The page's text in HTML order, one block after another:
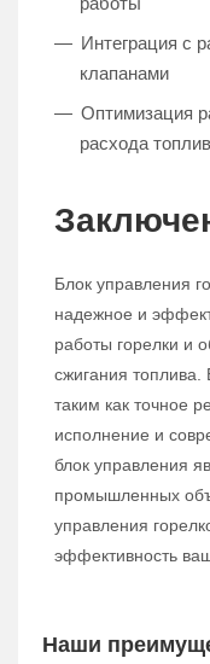
Интеграция с
клапанами
Оптимизация
расхода
Блок управления
надежное и
работы горелки и
сжигания
таким как точное
исполнение и
блок управления
промышленных
управления
эффективность
Наши